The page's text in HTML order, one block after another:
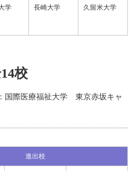
学 長崎大学 久留米大学
校
際医療福祉大学 東京赤坂キャ
進出校